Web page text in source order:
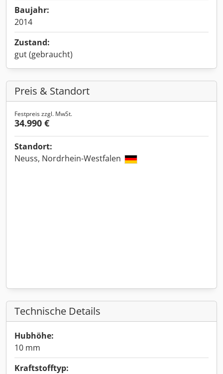
Baujahr:
2014
Zustand:
gut (gebraucht)
Preis & Standort
Festpreis zzgl. MwSt.
34.990 €
Standort:
Neuss, Nordrhein-Westfalen
Technische Details
Hubhöhe:
10 mm
Kraftstofftyp: